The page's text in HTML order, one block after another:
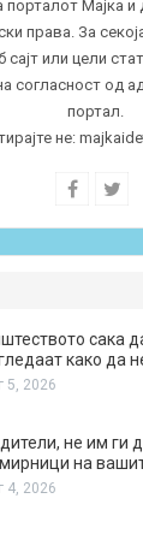
Мајка и
права. За
или цели
согласност од
портал.
не:
сака
како да
5, 2026
не им ги
на
4, 2026